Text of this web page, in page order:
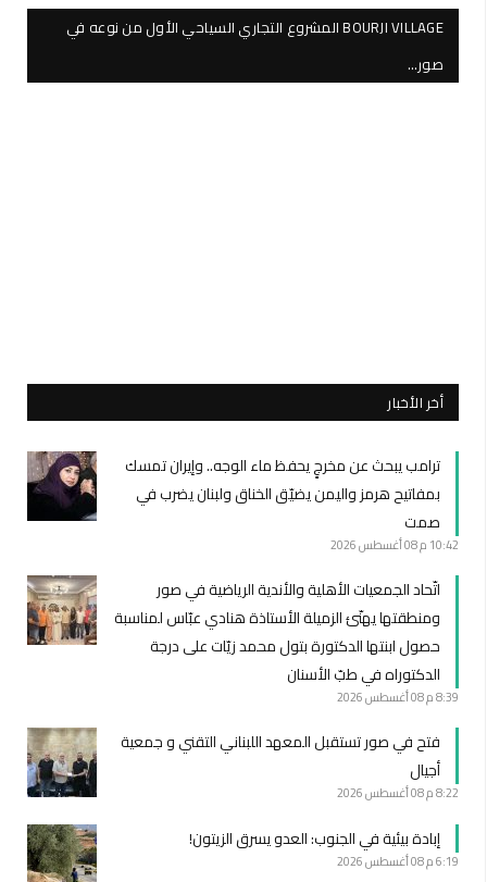
BOURJI VILLAGE المشروع التجاري السياحي الأول من نوعه في
صور…
أخر الأخبار
ترامب يبحث عن مخرجٍ يحفظ ماء الوجه.. وإيران تمسك
بمفاتيح هرمز واليمن يضيّق الخناق ولبنان يضرب في
صمت
10:42 م 08 أغسطس 2026
اتّحاد الجمعيات الأهلية والأندية الرياضية في صور
ومنطقتها يهنّئ الزميلة الأستاذة هنادي عبّاس لمناسبة
حصول ابنتها الدكتورة بتول محمد زيّات على درجة
الدكتوراه في طبّ الأسنان
8:39 م 08 أغسطس 2026
فتح في صور تستقبل المعهد اللبناني التقني و جمعية
أجيال
8:22 م 08 أغسطس 2026
إبادة بيئية في الجنوب: العدو يسرق الزيتون!
6:19 م 08 أغسطس 2026